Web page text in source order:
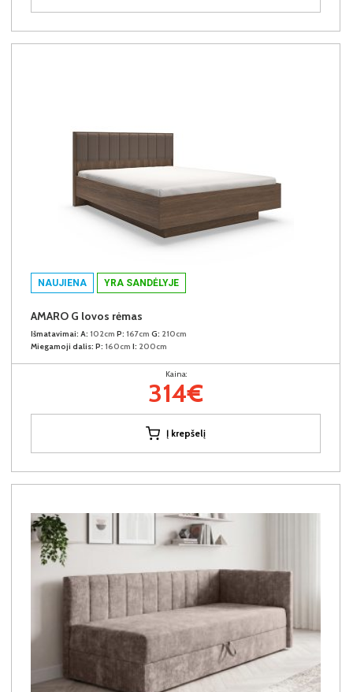
NAUJIENA YRA SANDĖLYJE
AMARO G lovos rėmas
Išmatavimai: A: 102cm P: 167cm G: 210cm
Miegamoji dalis: P: 160cm I: 200cm
Kaina:
314€
Į krepšelį